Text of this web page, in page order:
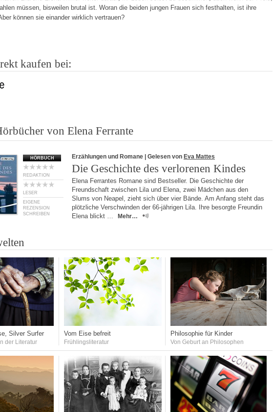
müssen, bisweilen brutal ist. Woran die beiden jungen Frauen sich festhalten, ist ihre
können sie einander wirklich vertrauen?
kaufen bei:
von Elena Ferrante
HÖRBUCH
REDAKTION
LESER
EIGENE
REZENSION
SCHREIBEN
Erzählungen und Romane | Gelesen von Eva Mattes
Die Geschichte des verlorenen Kindes
Elena Ferrantes Romane sind Bestseller. Die Geschichte der
Freundschaft zwischen Lila und Elena, zwei Mädchen aus den
Slums von Neapel, zieht sich über vier Bände. Am Anfang steht das
plötzliche Verschwinden der 66-jährigen Lila. Ihre besorgte Freundin
Elena blickt …
Mehr…
Silver Surfer
der Literatur
Vom Eise befreit
Frühlingsliteratur
Philosophie für Kinder
Von Geburt an Philosophen